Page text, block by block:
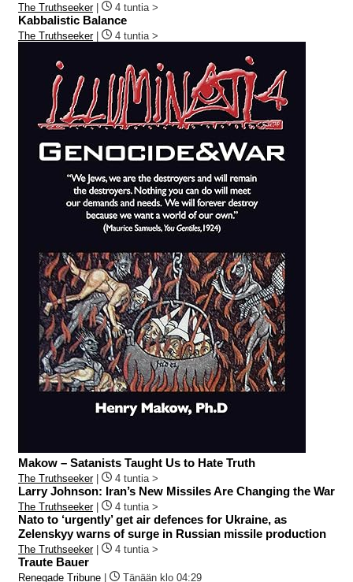
The Truthseeker| 4 tuntia >
Kabbalistic Balance
The Truthseeker| 4 tuntia >
Makow – Satanists Taught Us to Hate Truth
The Truthseeker| 4 tuntia >
Larry Johnson: Iran’s New Missiles Are Changing the War
The Truthseeker| 4 tuntia >
Nato to ‘urgently’ get air defences for Ukraine, as
Zelenskyy warns of surge in Russian missile production
The Truthseeker| 4 tuntia >
Traute Bauer
Renegade Tribune Tänään klo 04:29